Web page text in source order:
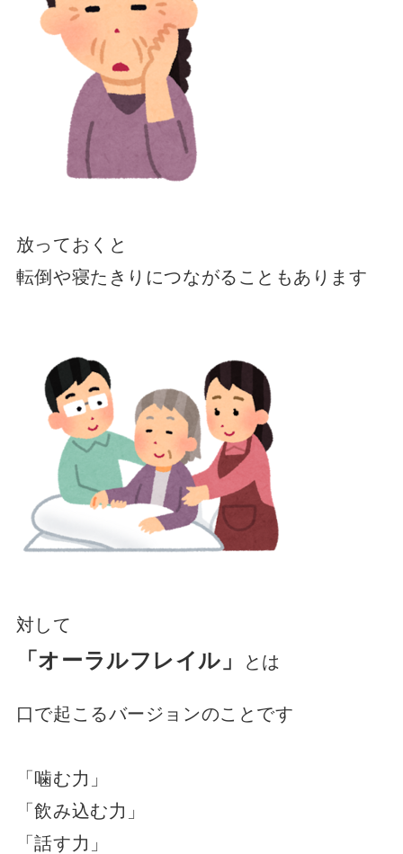
放っておくと
転倒や寝たきりにつながることもあります
対して
「オーラルフレイル」 とは
口で起こるバージョンのことです
「噛む力」
「飲み込む力」
「話す力」